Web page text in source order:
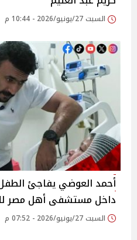
السبت 27/يونيو/2026 - 10:44 م
أحمد العوضي يفاجئ
داخل مستشفى أهل مصر
السبت 27/يونيو/2026 - 07:52 م